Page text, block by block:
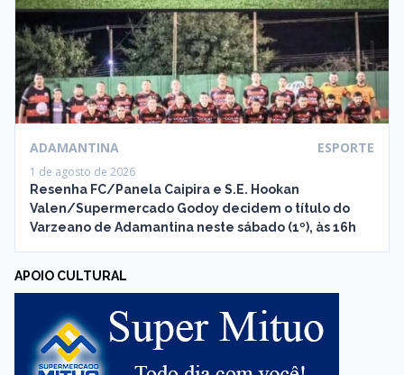
ADAMANTINA ESPORTE
1 de agosto de 2026
Resenha FC/Panela Caipira e S.E. Hookan
Valen/Supermercado Godoy decidem o título do
Varzeano de Adamantina neste sábado (1º), às 16h
APOIO CULTURAL